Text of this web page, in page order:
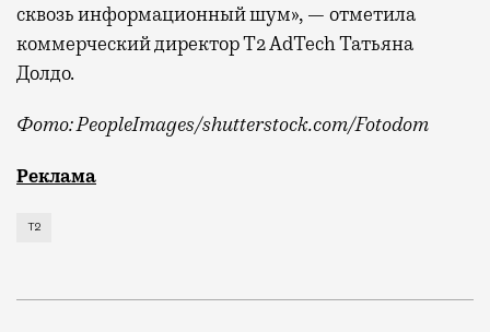
сквозь информационный шум», — отметила
коммерческий директор Т2 AdTech Татьяна
Долдо.
Фото: PeopleImages/shutterstock.com/Fotodom
Мобильный оператор Т2 изучил модели интернет-
Реклама
Т2